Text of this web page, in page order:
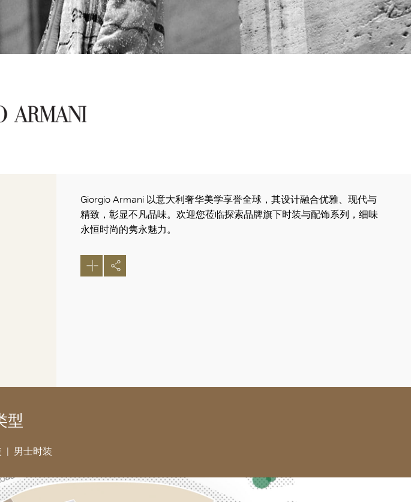
Giorgio Armani 以意大利奢华美学享誉全球，其设计融合优雅、现代与
精致，彰显不凡品味。欢迎您莅临探索品牌旗下时装与配饰系列，细味
永恒时尚的隽永魅力。
型
男士时装